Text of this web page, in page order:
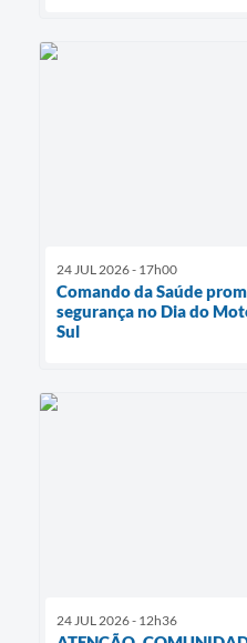
24 JUL 2026 - 17h00
Comando da Saúde
segurança no Dia do
Sul
24 JUL 2026 - 12h36